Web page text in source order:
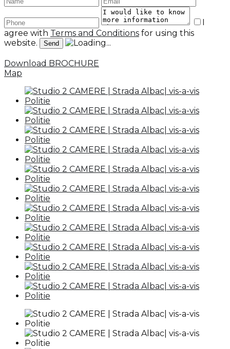
I
agree with Terms and Conditions for using this
website.
Download BROCHURE
Map